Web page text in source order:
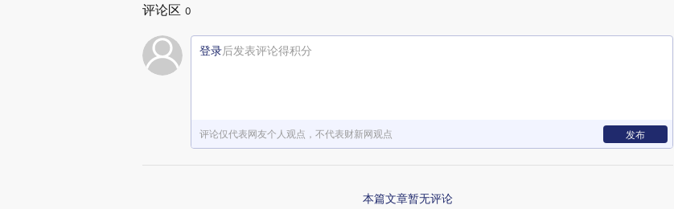
评论区 0
登录后发表评论得积分
评论仅代表网友个人观点，不代表财新网观点 发布
本篇文章暂无评论